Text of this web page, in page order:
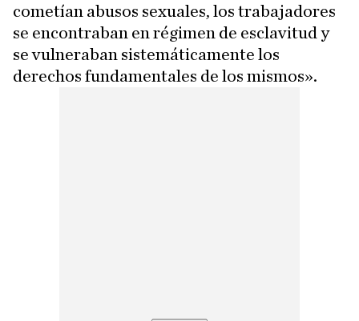
cometían abusos sexuales, los trabajadores
se encontraban en régimen de esclavitud y
se vulneraban sistemáticamente los
derechos fundamentales de los mismos».